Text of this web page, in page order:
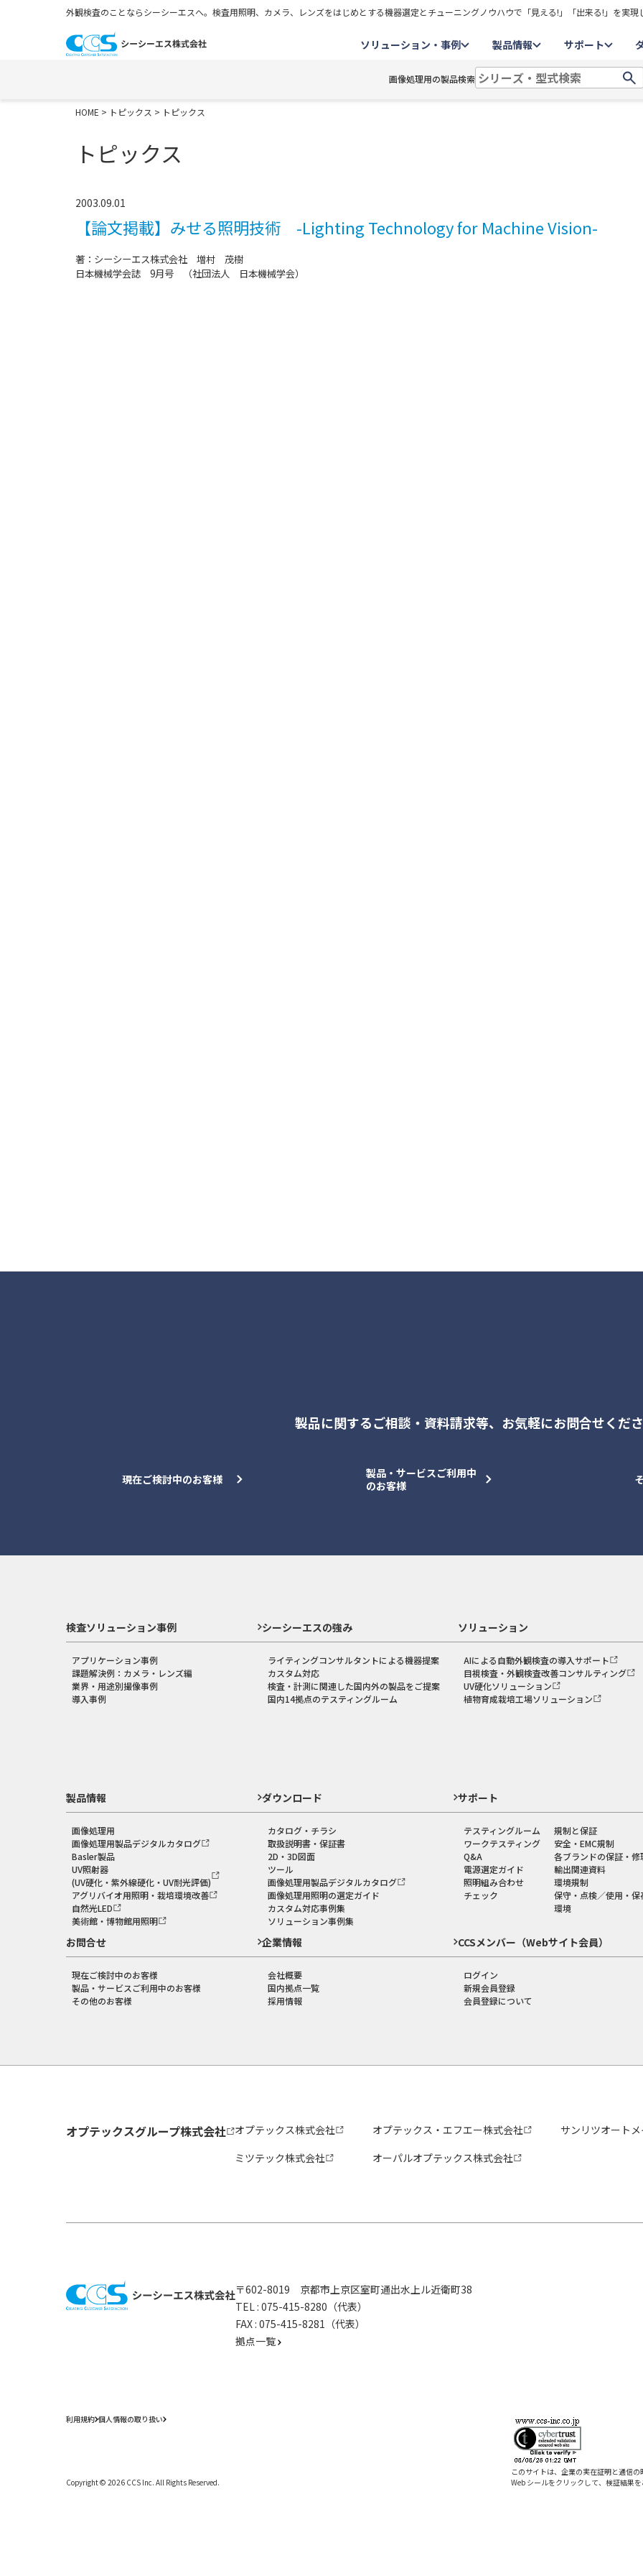
外観検査のことならシーシーエスへ。検査用照明、カメラ、レンズをはじめとする機器選定とチューニングノウハウで「見える!」「出来る!」を実現
ソリューション・事例 製品情報 サポート
画像処理用の製品検索
HOME > トピックス > トピックス
トピックス
2003.09.01
【論文掲載】みせる照明技術 -Lighting Technology for Machine Vision-
著：シーシーエス株式会社 増村 茂樹
日本機械学会誌 9月号 （社団法人 日本機械学会）
製品に関するご相談・資料請求等、 お気軽にお問合せくださ
現在ご検討中のお客様
製品・サービスご利用中
のお客様
検査ソリューション事例
アプリケーション事例
課題解決例：カメラ・レンズ編
業界・用途別撮像事例
導入事例
シーシーエスの強み
ライティングコンサルタントによる機器提案
カスタム対応
検査・計測に関連した国内外の製品をご提案
国内14拠点のテスティングルーム
ソリューション
AIによる自動外観検査の導入サポート
目視検査・外観検査改善コンサルティング
UV硬化ソリューション
植物育成栽培工場ソリューション
製品情報
画像処理用
画像処理用製品デジタルカタログ
Basler製品
UV照射器
(UV硬化・紫外線硬化・UV耐光評価)
アグリバイオ用照明・栽培環境改善
自然光LED
美術館・博物館用照明
ダウンロード
カタログ・チラシ
取扱説明書・保証書
2D・3D図面
ツール
画像処理用製品デジタルカタログ
画像処理用照明の選定ガイド
カスタム対応事例集
ソリューション事例集
サポート
テスティングルーム
ワークテスティング
Q&A
電源選定ガイド
照明組み合わせ
チェック
規制と保証
安全・EMC規制
各ブランドの保証・修
輸出関連資料
環境規制
保守・点検／使用・保
環境
お問合せ
現在ご検討中のお客様
製品・サービスご利用中のお客様
その他のお客様
企業情報
会社概要
国内拠点一覧
採用情報
CCSメンバー（Webサイト会員）
ログイン
新規会員登録
会員登録について
オプテックスグループ株式会社 オプテックス株式会社 オプテックス・エフエー株式会社
サンリツオート
ミツテック株式会社
オーパルオプテックス株式会社
〒602-8019 京都市上京区室町通出水上ル近衛町38
TEL : 075-415-8280（代表）
FAX : 075-415-8281（代表）
拠点一覧
利用規約 個人情報の取り扱い
Copyright © 2026 CCS Inc. All Rights Reserved.
このサイトは、企業の実在証明と通信
Web シールをクリックして、検証結果を